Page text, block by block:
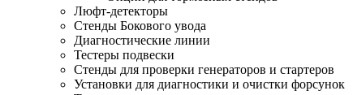
Люфт-детекторы
Стенды Бокового увода
Диагностические линии
Тестеры подвески
Стенды для проверки генераторов и стартеров
Установки для диагностики и очистки форсунок